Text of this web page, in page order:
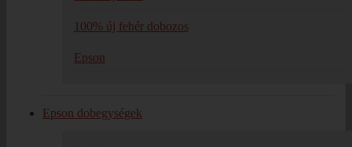
100% új fehér dobozos
Epson
Epson dobegységek